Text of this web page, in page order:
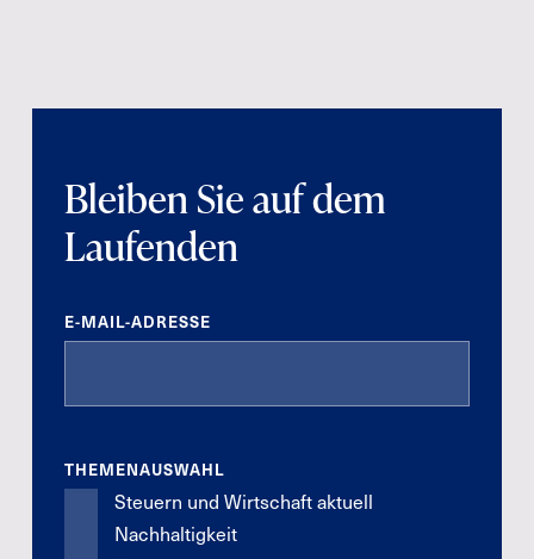
Bleiben Sie auf dem
Laufenden
E-MAIL-ADRESSE
THEMENAUSWAHL
Steuern und Wirtschaft aktuell
Nachhaltigkeit